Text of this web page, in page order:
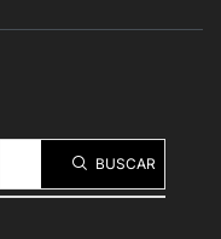
BUSCAR